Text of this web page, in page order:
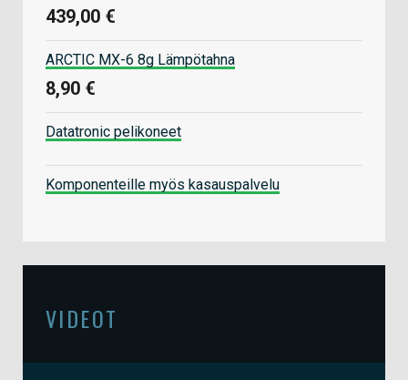
439,00 €
ARCTIC MX-6 8g Lämpötahna
8,90 €
Datatronic pelikoneet
Komponenteille myös kasauspalvelu
VIDEOT